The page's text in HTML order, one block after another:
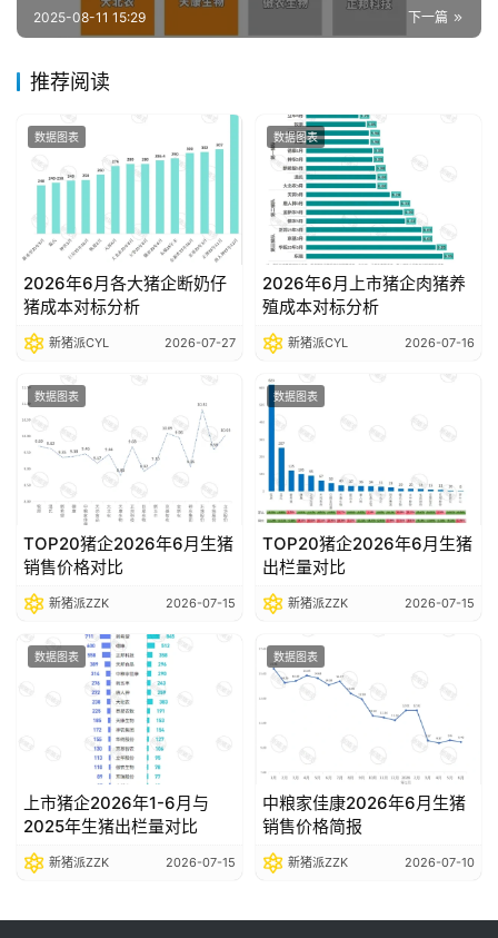
数
图
今
日
猪
价
下一篇
2025-08-11 15:29
推荐阅读
数据图表
2026年6月各大猪企断奶仔
猪成本对标分析
新猪派CYL 2026-07-27
数据图表
2026年6月上市猪企肉猪养
殖成本对标分析
新猪派CYL 2026-07-16
数据图表
TOP20猪企2026年6月生猪
销售价格对比
新猪派ZZK 2026-07-15
数据图表
TOP20猪企2026年6月生猪
出栏量对比
新猪派ZZK 2026-07-15
数据图表
上市猪企2026年1-6月与
2025年生猪出栏量对比
新猪派ZZK 2026-07-15
数据图表
中粮家佳康2026年6月生猪
销售价格简报
新猪派ZZK 2026-07-10